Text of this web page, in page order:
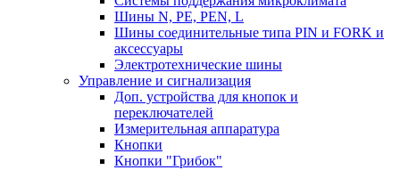
Шины N, PE, PEN, L
Шины соединительные типа PIN и FORK и
аксессуары
Электротехнические шины
Управление и сигнализация
Доп. устройства для кнопок и
переключателей
Измерительная аппаратура
Кнопки
Кнопки "Грибок"